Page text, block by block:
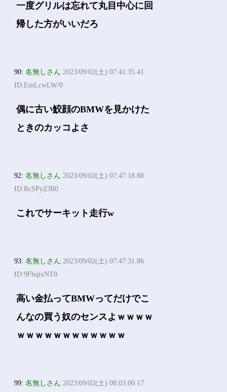
一度グリルは忘れて丸目中心に回
帰した方がいいだろ
90:名無しさん 2023/09/02(土) 07:41:35.41
ID:EmLcwLW/0
偶に古い鮫顔のBMWを見かけた
ときのカッコよさ
92:名無しさん 2023/09/02(土) 07:47:18.88
ID:RcSPyZJR0
これでサーキット走行w
93:名無しさん 2023/09/02(土) 07:47:31.86
ID:9FbqixNT0
高い金払ってBMWってだけでこ
んなの買う奴のセンスよｗｗｗｗ
ｗｗｗｗｗｗｗｗｗｗｗｗ
99:名無しさん 2023/09/02(土) 08:03:00.17